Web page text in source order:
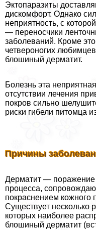
Эктопаразиты
дискомфорт. Однако
неприятность, с
— переносчики
заболеваний. Кроме
четвероногих
блошиный дерматит.
Болезнь эта
отсутствии лечения
покров сильно
риски гибели питомца
Причины
Дерматит — поражение
процесса,
покраснением
Существует несколько
которых наиболее
блошиный дерматит